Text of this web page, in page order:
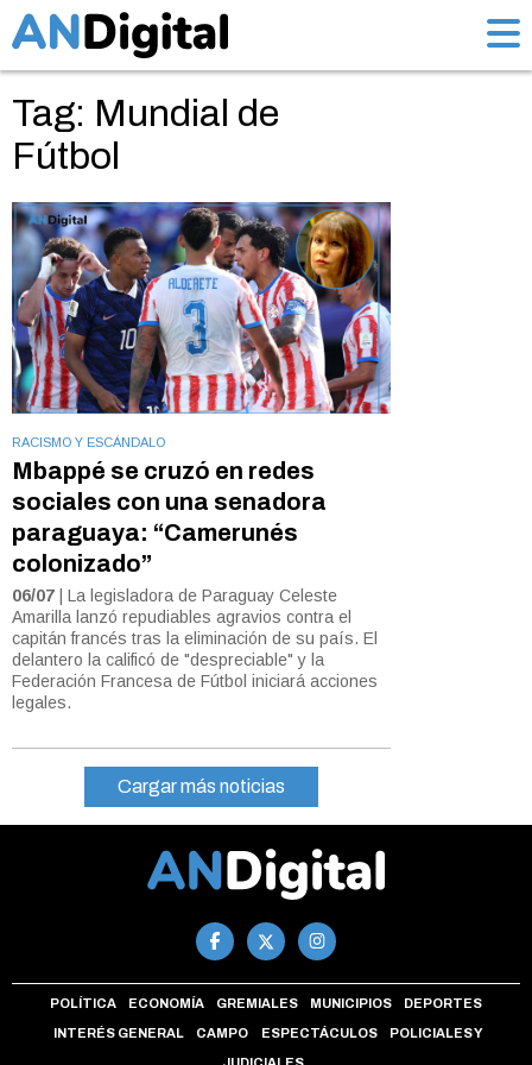
Tag: Mundial de
Fútbol
RACISMO Y ESCÁNDALO
Mbappé se cruzó en redes
sociales con una senadora
paraguaya: “Camerunés
colonizado”
06/07 | La legisladora de Paraguay Celeste
Amarilla lanzó repudiables agravios contra el
capitán francés tras la eliminación de su país. El
delantero la calificó de "despreciable" y la
Federación Francesa de Fútbol iniciará acciones
legales.
Cargar más noticias
POLÍTICA ECONOMÍA GREMIALES MUNICIPIOS DEPORTES
INTERÉS GENERAL CAMPO ESPECTÁCULOS POLICIALES Y